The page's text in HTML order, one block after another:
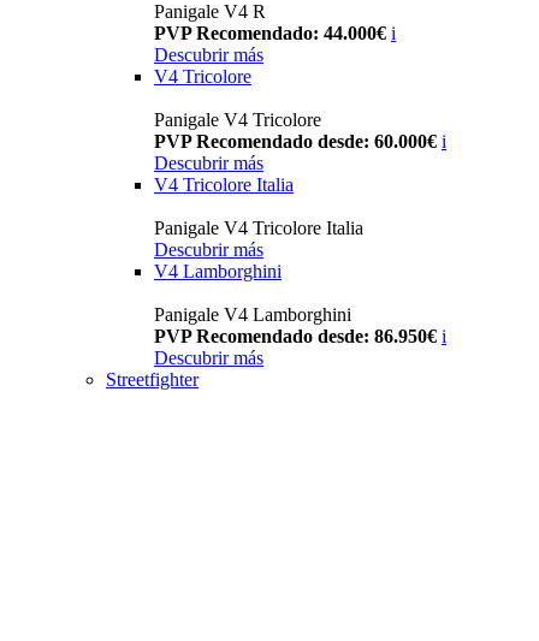
Panigale V4 R
PVP Recomendado: 44.000€ i
Descubrir más
V4 Tricolore
Panigale V4 Tricolore
PVP Recomendado desde: 60.000€ i
Descubrir más
V4 Tricolore Italia
Panigale V4 Tricolore Italia
Descubrir más
V4 Lamborghini
Panigale V4 Lamborghini
PVP Recomendado desde: 86.950€ i
Descubrir más
Streetfighter